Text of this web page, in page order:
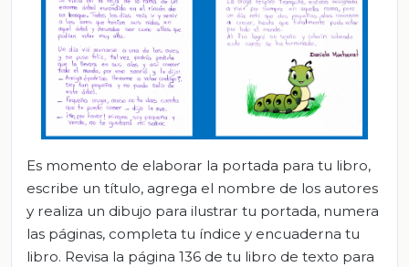
Es momento de elaborar la portada para tu libro,
escribe un título, agrega el nombre de los autores
y realiza un dibujo para ilustrar tu portada, numera
las páginas, completa tu índice y encuaderna tu
libro. Revisa la página 136 de tu libro de texto para